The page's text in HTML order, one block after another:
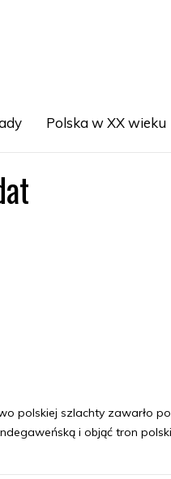
Polska w XX wieku
polskiej szlachty zawarło
i objąć tron